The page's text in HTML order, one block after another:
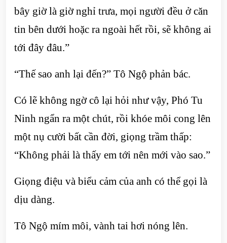
bây giờ là giờ nghỉ trưa, mọi người đều ở căn
tin bên dưới hoặc ra ngoài hết rồi, sẽ không ai
tới đây đâu.”
“Thế sao anh lại đến?” Tô Ngộ phản bác.
Có lẽ không ngờ cô lại hỏi như vậy, Phó Tu
Ninh ngẩn ra một chút, rồi khóe môi cong lên
một nụ cười bất cần đời, giọng trầm thấp:
“Không phải là thấy em tới nên mới vào sao.”
Giọng điệu và biểu cảm của anh có thể gọi là
dịu dàng.
Tô Ngộ mím môi, vành tai hơi nóng lên.